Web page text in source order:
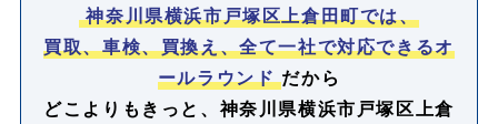
神奈川県横浜市戸塚区上倉田町では、
買取、車検、買換え、全て一社で対応できるオ
ールラウンド だから
どこよりもきっと、神奈川県横浜市戸塚区上倉